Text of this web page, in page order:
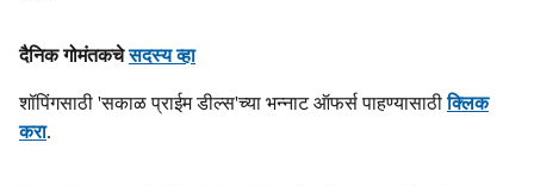
l
s
दैनिक गोमंतकचेसदस्य व्हा
शॉपिंगसाठी 'सकाळ प्राईम डील्स'च्या भन्नाट ऑफर्स पाहण्यासाठीक्लिक
करा.